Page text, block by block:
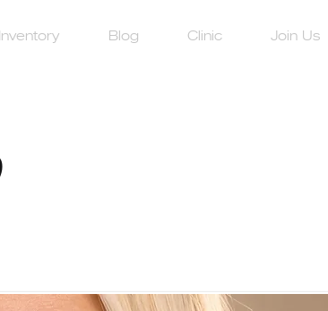
Inventory Blog Clinic Join Us